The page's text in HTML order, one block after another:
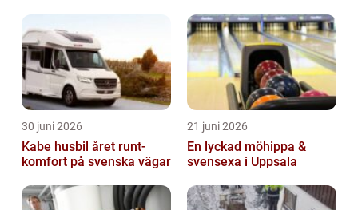
30 juni 2026
Kabe husbil året runt-
komfort på svenska vägar
21 juni 2026
En lyckad möhippa &
svensexa i Uppsala